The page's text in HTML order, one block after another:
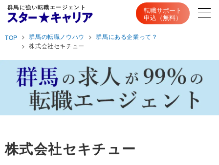
群馬に強い転職エージェント 転職サポート
申込（無料）
TOP 群馬の転職ノウハウ
群馬にある企業って？
株式会社セキチュー
株式会社セキチュー